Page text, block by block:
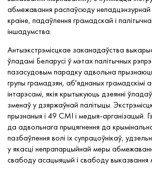
абмежавання распаўсюду непадцэнзурнай
краіне, падаўлення грамадскай і
іншадумства.
Антыэкстрэмісцкае заканадаўства
ўладамі Беларусі ў мэтах палітычных
пазасудовым парадку адвольна прызнаюць
групы грамадзян, аб'яднаных грамадскімі
інтарэсамі, якія крытыкуюць дзеянні
зменаў у дзяржаўнай палітыцы.
прызнаныя і 49 СМІ і медыя-арганізацый.
да адвольнага прыцягнення да
пазбаўлення волі іх супрацоўнікаў,
у якасці непрапарцыйнай меры
свабоду асацыяцый і свабоду выказвання